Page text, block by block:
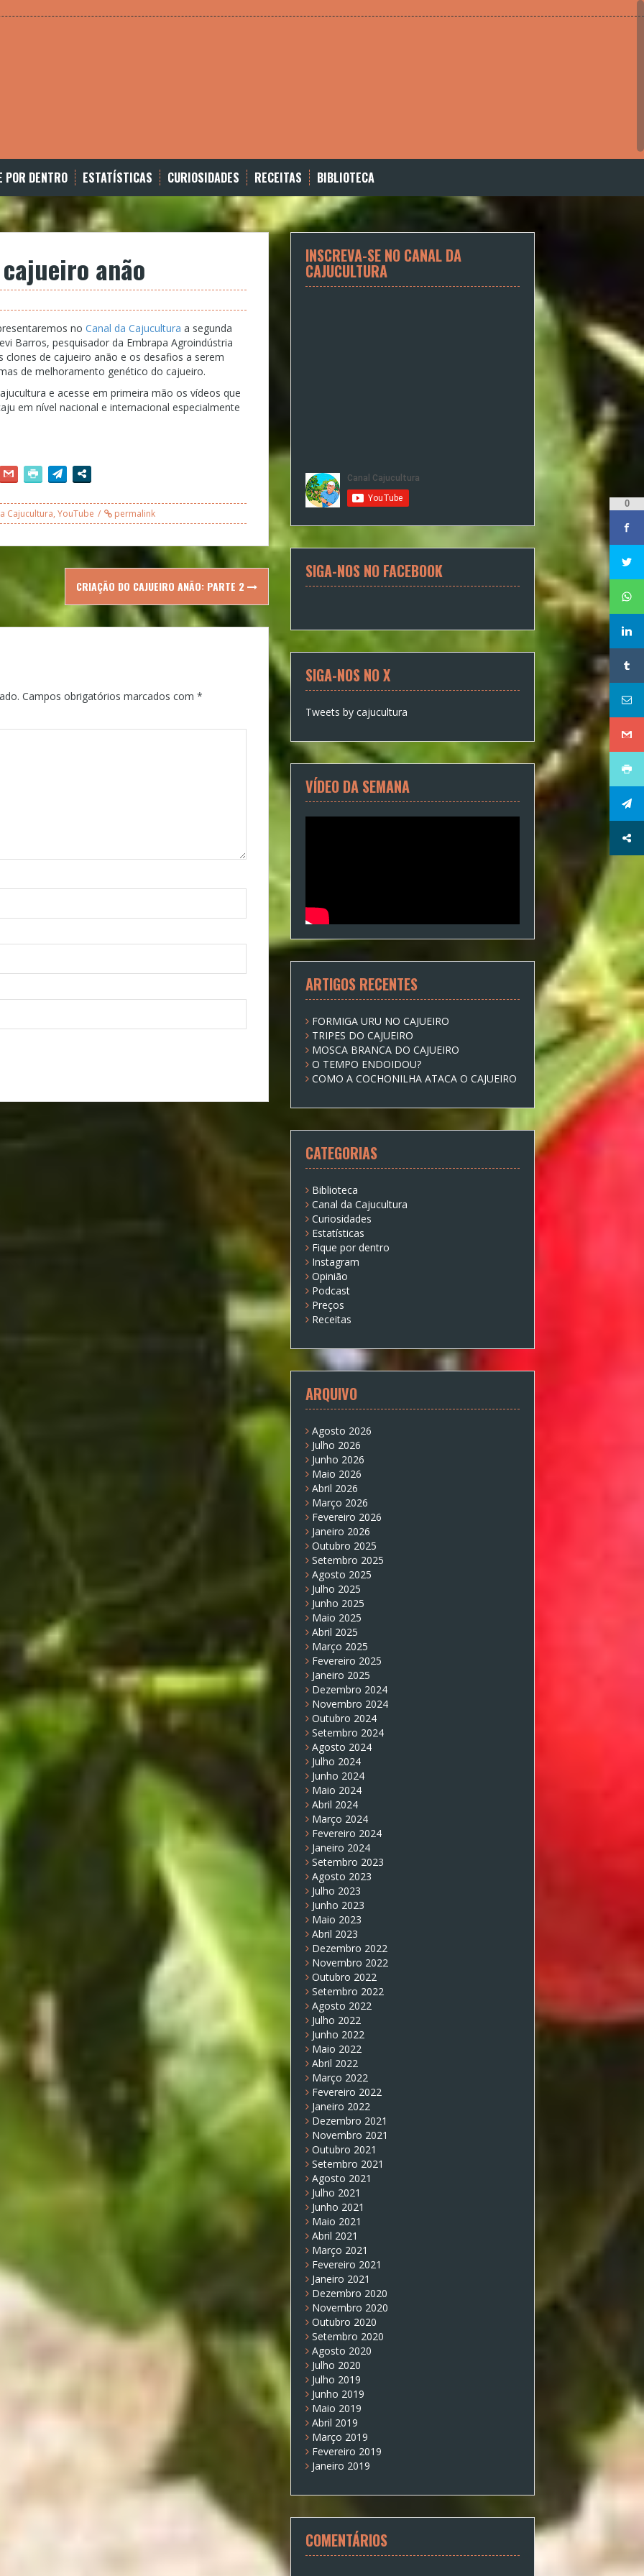
POR DENTRO ESTATÍSTICAS CURIOSIDADES RECEITAS BIBLIOTECA
anão
no Canal da Cajucultura a segunda
Barros, pesquisador da Embrapa Agroindústria
clones de cajueiro anão e os desafios a serem
de melhoramento genético do cajueiro.
e acesse em primeira mão os vídeos que
em nível nacional e internacional especialmente
Cajucultura, YouTube permalink
CRIAÇÃO DO CAJUEIRO ANÃO: PARTE 2
Campos obrigatórios marcados com *
INSCREVA-SE NO CANAL DA
CAJUCULTURA
SIGA-NOS NO FACEBOOK
SIGA-NOS NO X
Tweets by cajucultura
VÍDEO DA SEMANA
ARTIGOS RECENTES
FORMIGA URU NO CAJUEIRO
TRIPES DO CAJUEIRO
MOSCA BRANCA DO CAJUEIRO
O TEMPO ENDOIDOU?
COMO A COCHONILHA ATACA O CAJUEIRO
CATEGORIAS
Biblioteca
Canal da Cajucultura
Curiosidades
Estatísticas
Fique por dentro
Instagram
Opinião
Podcast
Preços
Receitas
ARQUIVO
Agosto 2026
Julho 2026
Junho 2026
Maio 2026
Abril 2026
Março 2026
Fevereiro 2026
Janeiro 2026
Outubro 2025
Setembro 2025
Agosto 2025
Julho 2025
Junho 2025
Maio 2025
Abril 2025
Março 2025
Fevereiro 2025
Janeiro 2025
Dezembro 2024
Novembro 2024
Outubro 2024
Setembro 2024
Agosto 2024
Julho 2024
Junho 2024
Maio 2024
Abril 2024
Março 2024
Fevereiro 2024
Janeiro 2024
Setembro 2023
Agosto 2023
Julho 2023
Junho 2023
Maio 2023
Abril 2023
Dezembro 2022
Novembro 2022
Outubro 2022
Setembro 2022
Agosto 2022
Julho 2022
Junho 2022
Maio 2022
Abril 2022
Março 2022
Fevereiro 2022
Janeiro 2022
Dezembro 2021
Novembro 2021
Outubro 2021
Setembro 2021
Agosto 2021
Julho 2021
Junho 2021
Maio 2021
Abril 2021
Março 2021
Fevereiro 2021
Janeiro 2021
Dezembro 2020
Novembro 2020
Outubro 2020
Setembro 2020
Agosto 2020
Julho 2020
Julho 2019
Junho 2019
Maio 2019
Abril 2019
Março 2019
Fevereiro 2019
Janeiro 2019
COMENTÁRIOS
0